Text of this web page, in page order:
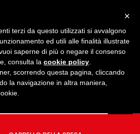
×
terzi da questo utilizzati si avvalgono
ed utili alle finalità illustrate
saperne di più o negare il consenso
consulta la cookie policy
scorrendo questa pagina, cliccando
la navigazione in altra maniera,